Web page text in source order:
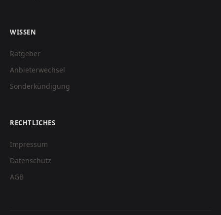
WISSEN
Ratgeber
Anbieterwechsel
Sonderkündigung
RECHTLICHES
Impressum
Datenschutz
AGB